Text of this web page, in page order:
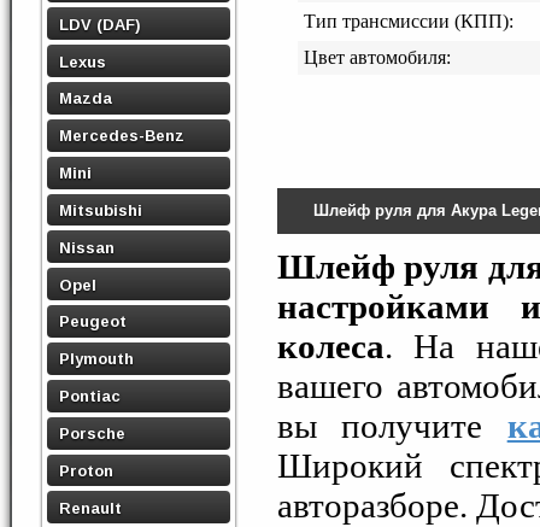
LDV (DAF)
Lexus
Mazda
Mercedes-Benz
Mini
Mitsubishi
Nissan
Opel
Peugeot
Plymouth
Pontiac
Porsche
Proton
Renault
Тип трансмиссии (КПП):
Цвет автомобиля:
Шлейф руля для Акура
Шлейф руля
настройками
колеса. На
вашего
вы получите
Широкий
авторазборе.